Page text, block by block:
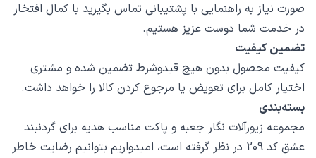
صورت نیاز به راهنمایی با پشتیبانی تماس بگیرید با کمال افتخار
در خدمت شما دوست عزیز هستیم.
تضمین کیفیت
کیفیت محصول بدون هیچ قیدوشرط تضمین شده و مشتری
اختیار کامل برای تعویض یا مرجوع کردن کالا را خواهد داشت.
بسته‌بندی
مجموعه زیورآلات نگار جعبه و پاکت مناسب هدیه برای گردنبند
عشق کد 209 در نظر گرفته است، امیدواریم بتوانیم رضایت خاطر